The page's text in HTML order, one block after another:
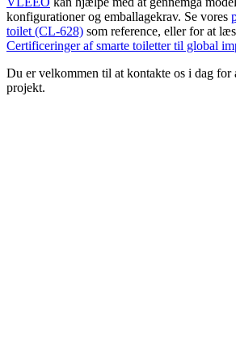
konfigurationer og emballagekrav. Se vores
toilet (CL-628) som reference, eller for at
Certificeringer af smarte toiletter til global
Du er velkommen til at kontakte os i dag for
projekt.